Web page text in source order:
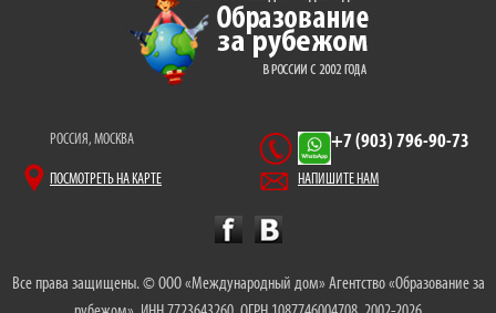
РОССИЯ, МОСКВА +7 (903) 796-90-73
ПОСМОТРЕТЬ НА КАРТЕ НАПИШИТЕ НАМ
Все права защищены. © ООО «Международный дом» Агентство «Образование за